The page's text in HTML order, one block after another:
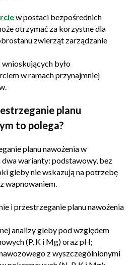
w postaci bezpośrednich
otrzymać za korzystne dla
zwierząt zarządzanie
wnioskujących było
w ramach przynajmniej
planu
to polega?
planu nawożenia w
warianty: podstawowy, bez
gleby nie wskazują na potrzebę
wapnowaniem.
i przestrzeganie planu nawożenia
analizy gleby pod względem
(P, K i Mg) oraz pH;
z wyszczególnionymi